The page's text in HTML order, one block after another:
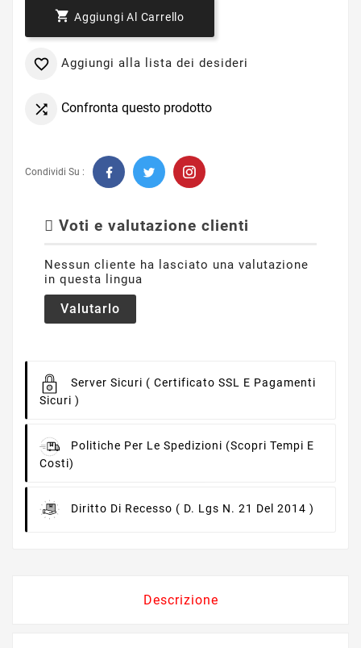
 Aggiungi Al Carrello
 Aggiungi alla lista dei desideri
 Confronta questo prodotto
Condividi Su :
Voti e valutazione clienti
Nessun cliente ha lasciato una valutazione
in questa lingua
Valutarlo
Server Sicuri ( Certificato SSL E Pagamenti
Sicuri )
Politiche Per Le Spedizioni (scopri Tempi E
Costi)
Diritto Di Recesso ( D. Lgs N. 21 Del 2014 )
Descrizione